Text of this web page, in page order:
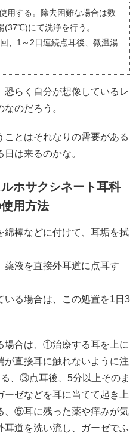
用する。除去困難な場合は数
(37℃)にて洗浄を行う。
、1～2日連続点耳後、微温湯
らく自分が想像しているレ
のだろう。
ことはそれなりの需要がある
は来るのかな。
ホサクシネート耳科
用方法
綿棒などに付けて、耳垢を拭
薬液を直接外耳道に点耳す
いる場合は、この処置を1日3
場合は、①治療する耳を上に
直接耳に触れないように注
、③点耳後、5分以上そのま
ゼなどを耳に当てて起き上
、⑤耳に残った薬や痒みが気
耳道を洗い流し、ガーゼでふ